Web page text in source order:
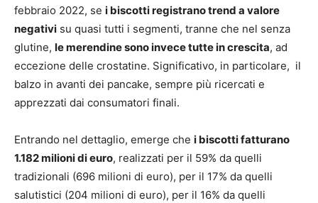
febbraio 2022, se i biscotti registrano trend a valore
negativi su quasi tutti i segmenti, tranne che nel senza
glutine, le merendine sono invece tutte in crescita, ad
eccezione delle crostatine. Significativo, in particolare, il
balzo in avanti dei pancake, sempre più ricercati e
apprezzati dai consumatori finali.
Entrando nel dettaglio, emerge che i biscotti fatturano
1.182 milioni di euro, realizzati per il 59% da quelli
tradizionali (696 milioni di euro), per il 17% da quelli
salutistici (204 milioni di euro), per il 16% da quelli